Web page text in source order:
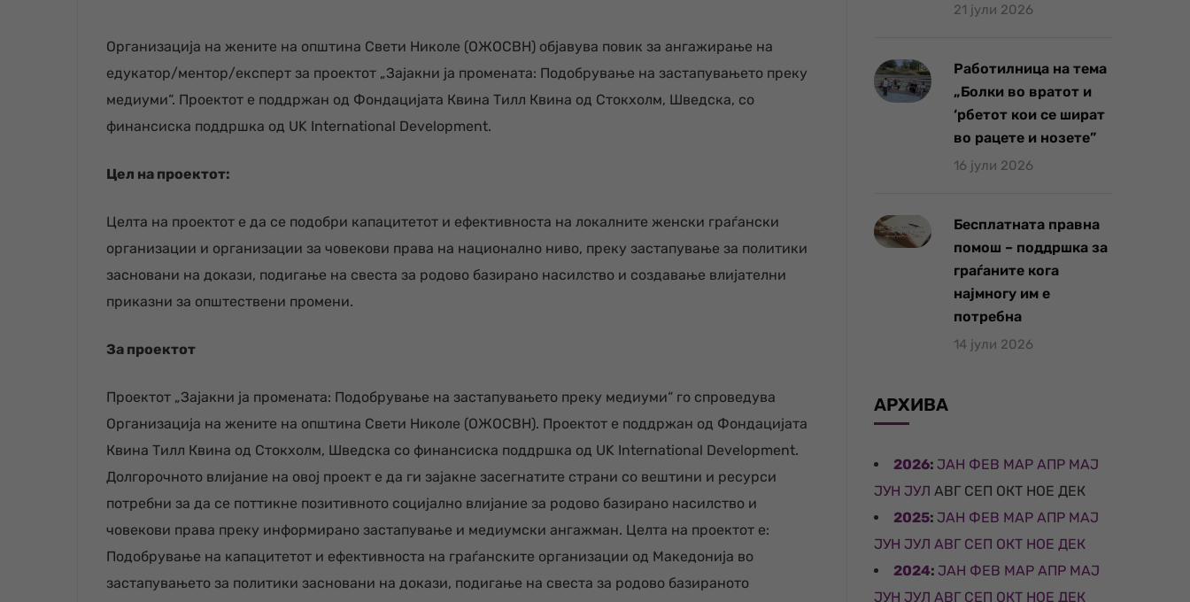
Организација на жените на општина Свети Николе (ОЖОСВН) објавува повик за ангажирање на
едукатор/ментор/експерт за проектот „Зајакни ја промената: Подобрување на застапувањето преку
медиуми“. Проектот е поддржан од Фондацијата Квина Тилл Квина од Стокхолм, Шведска, со
финансиска поддршка од UK International Development.
Цел на проектот:
Целта на проектот е да се подобри капацитетот и ефективноста на локалните женски граѓански
организации и организации за човекови права на национално ниво, преку застапување за политики
засновани на докази, подигање на свеста за родово базирано насилство и создавање влијателни
приказни за општествени промени.
За проектот
Проектот „Зајакни ја промената: Подобрување на застапувањето преку медиуми“ го спроведува
Организација на жените на општина Свети Николе (ОЖОСВН). Проектот е поддржан од Фондацијата
Квина Тилл Квина од Стокхолм, Шведска со финансиска поддршка од UK International Development.
Долгорочното влијание на овој проект е да ги ​​зајакне засегнатите страни со вештини и ресурси
потребни за да се поттикне позитивното социјално влијание за родово базирано насилство и
човекови права преку информирано застапување и медиумски ангажман. Целта на проектот е:
Подобрување на капацитетот и ефективноста на граѓанските организации од Македонија во
застапувањето за политики засновани на докази, подигање на свеста за родово базираното
21 јули 2026
Работилница на тема
„Болки во вратот и
‘рбетот кои се шират
во рацете и нозете”
16 јули 2026
Бесплатната правна
помош – поддршка за
граѓаните кога
најмногу им е
потребна
14 јули 2026
АРХИВА
2026: ЈАН ФЕВ МАР АПР МАЈ
ЈУН ЈУЛ АВГ СЕП ОКТ НОЕ ДЕК
2025: ЈАН ФЕВ МАР АПР МАЈ
ЈУН ЈУЛ АВГ СЕП ОКТ НОЕ ДЕК
2024: ЈАН ФЕВ МАР АПР МАЈ
ЈУН ЈУЛ АВГ СЕП ОКТ НОЕ ДЕК